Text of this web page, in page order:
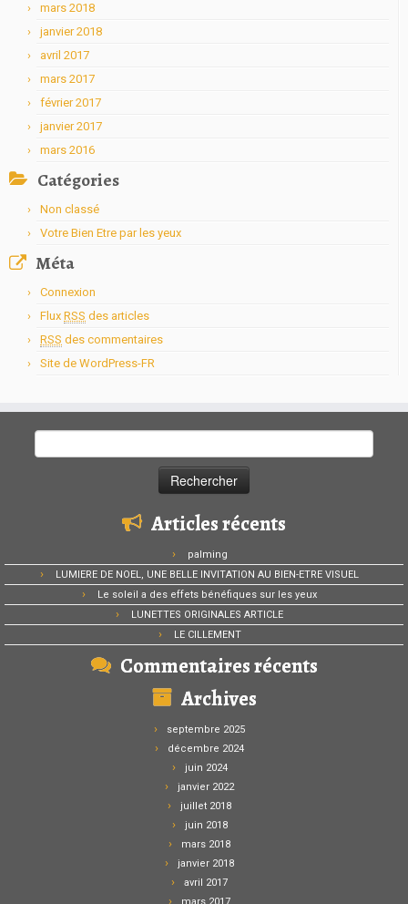
mars 2018
janvier 2018
avril 2017
mars 2017
février 2017
janvier 2017
mars 2016
Catégories
Non classé
Votre Bien Etre par les yeux
Méta
Connexion
Flux RSS des articles
RSS des commentaires
Site de WordPress-FR
Articles récents
palming
LUMIERE DE NOEL, UNE BELLE INVITATION AU BIEN-ETRE VISUEL
Le soleil a des effets bénéfiques sur les yeux
LUNETTES ORIGINALES ARTICLE
LE CILLEMENT
Commentaires récents
Archives
septembre 2025
décembre 2024
juin 2024
janvier 2022
juillet 2018
juin 2018
mars 2018
janvier 2018
avril 2017